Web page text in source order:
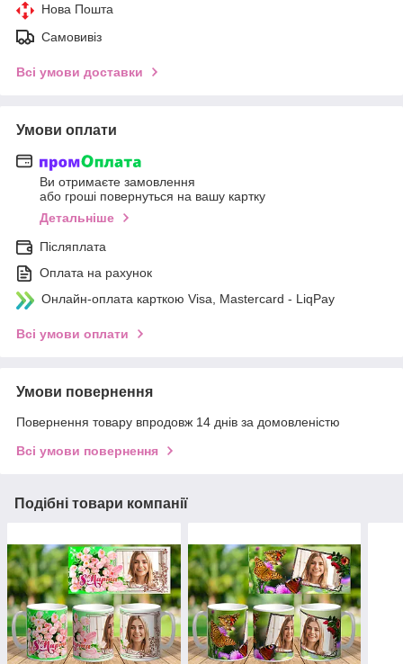
Нова Пошта
Самовивіз
Всі умови доставки
Умови оплати
Ви отримаєте замовлення
або гроші повернуться на вашу картку
Детальніше
Післяплата
Оплата на рахунок
Онлайн-оплата карткою Visa, Mastercard - LiqPay
Всі умови оплати
Умови повернення
Повернення товару впродовж 14 днів за домовленістю
Всі умови повернення
Подібні товари компанії